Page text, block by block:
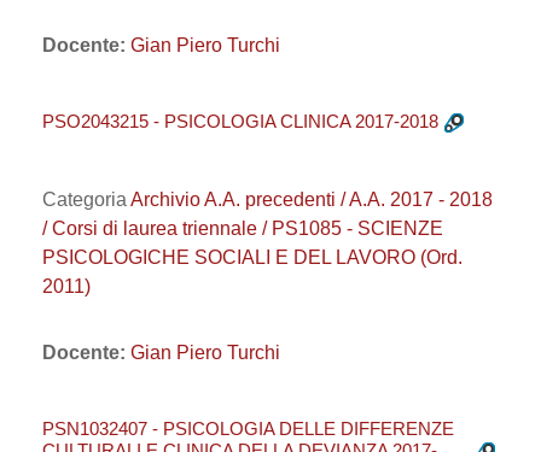
Docente: Gian Piero Turchi
PSO2043215 - PSICOLOGIA CLINICA 2017-2018
Categoria Archivio A.A. precedenti / A.A. 2017 - 2018
/ Corsi di laurea triennale / PS1085 - SCIENZE
PSICOLOGICHE SOCIALI E DEL LAVORO (Ord.
2011)
Docente: Gian Piero Turchi
PSN1032407 - PSICOLOGIA DELLE DIFFERENZE